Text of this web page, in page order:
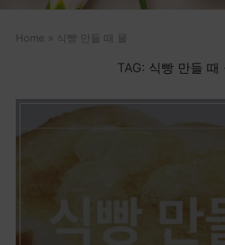
Home » 식빵 만들 때 물
TAG: 식빵 만들 때